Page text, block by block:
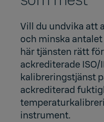
Vill du undvika att
och minska
här tjänsten rätt
ackrediterade ISO/
kalibreringstjänst
ackrediterad
instrument.